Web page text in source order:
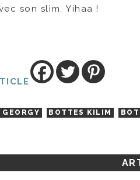
son slim. Yihaa !
GEORGY BOTTES KILIM